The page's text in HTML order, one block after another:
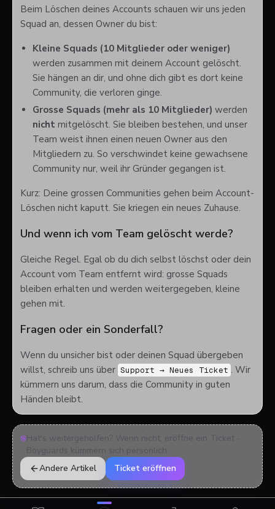
Beim Löschen deines Accounts schauen wir uns jeden
Squad an, dessen Owner du bist:
Kleine Squads (10 Mitglieder oder weniger)
werden zusammen mit deinem Account gelöscht.
Sie hängen an dir, und ohne dich gibt es dort keine
Community, die verloren ginge.
Grosse Squads (mehr als 10 Mitglieder) werden
nicht mitgelöscht. Sie bleiben bestehen, und unser
Team weist ihnen einen neuen Owner aus den
Mitgliedern zu. So verschwindet keine gewachsene
Community nur, weil ihr Gründer gegangen ist.
Kurz: Deine grossen Communities gehen beim Account-
Löschen nicht kaputt. Sie kriegen ein neues Zuhause.
Und wenn ich vom Team gelöscht werde?
Gleiche Regel. Egal ob du dich selbst löschst oder dein
Account vom Team entfernt wird: grosse Squads
bleiben erhalten und werden weitergegeben, kleine
gehen mit.
Fragen oder ein Sonderfall?
Wenn du unsicher bist oder deinen Squad übergeben
willst, schreib uns über Support → Neues Ticket . Wir
kümmern uns darum, dass die Community in guten
Händen bleibt.
Hat's weitergeholfen? Wenn nicht, eröffne ein Ticket -
Boyguards kümmern sich persönlich.
Andere Artikel
Ticket eröffnen